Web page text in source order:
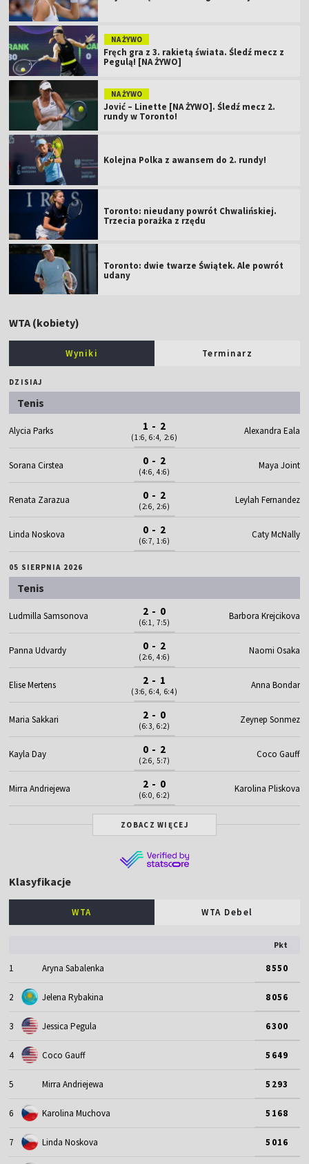
NA ŻYWO
Fręch gra z 3. rakietą świata. Śledź mecz z
Pegulą! [NA ŻYWO]
NA ŻYWO
Jović – Linette [NA ŻYWO]. Śledź mecz 2.
rundy w Toronto!
Kolejna Polka z awansem do 2. rundy!
Toronto: nieudany powrót Chwalińskiej.
Trzecia porażka z rzędu
Toronto: dwie twarze Świątek. Ale powrót
udany
WTA (kobiety)
Wyniki Terminarz
DZISIAJ
Tenis
Alycia Parks 1 - 2
(1:6, 6:4, 2:6)
Alexandra Eala
Sorana Cirstea 0 - 2
(4:6, 4:6)
Maya Joint
Renata Zarazua 0 - 2
(2:6, 2:6)
Leylah Fernandez
Linda Noskova 0 - 2
(6:7, 1:6)
Caty McNally
05 SIERPNIA 2026
Tenis
Ludmilla Samsonova 2 - 0
(6:1, 7:5)
Barbora Krejcikova
Panna Udvardy 0 - 2
(2:6, 4:6)
Naomi Osaka
Elise Mertens 2 - 1
(3:6, 6:4, 6:4)
Anna Bondar
Maria Sakkari 2 - 0
(6:3, 6:2)
Zeynep Sonmez
Kayla Day 0 - 2
(2:6, 5:7)
Coco Gauff
Mirra Andriejewa 2 - 0
(6:0, 6:2)
Karolina Pliskova
ZOBACZ WIĘCEJ
Klasyfikacje
WTA WTA Debel
Pkt
1 Aryna Sabalenka 8550
2 Jelena Rybakina 8056
3 Jessica Pegula 6300
4 Coco Gauff 5649
5 Mirra Andriejewa 5293
6 Karolina Muchova 5168
7 Linda Noskova 5016